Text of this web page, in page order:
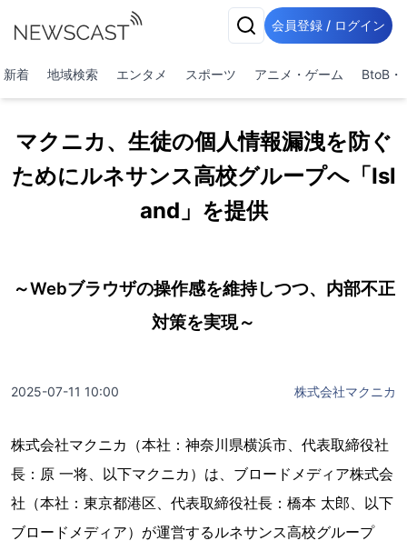
会員登録 / ログイン
新着 地域検索 エンタメ スポーツ アニメ・ゲーム BtoB・
マクニカ、生徒の個人情報漏洩を防ぐ
ためにルネサンス高校グループへ「Isl
and」を提供
～Webブラウザの操作感を維持しつつ、内部不正
対策を実現～
2025-07-11 10:00 株式会社マクニカ
株式会社マクニカ（本社：神奈川県横浜市、代表取締役社
長：原 一将、以下マクニカ）は、ブロードメディア株式会
社（本社：東京都港区、代表取締役社長：橋本 太郎、以下
ブロードメディア）が運営するルネサンス高校グループ